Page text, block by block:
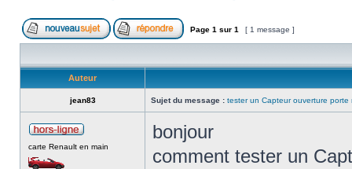
Page 1 sur 1 [ 1 message ]
Auteur
jean83 Sujet du message : tester un Capteur ouverture
carte Renault en main
bonjour
comment tester un